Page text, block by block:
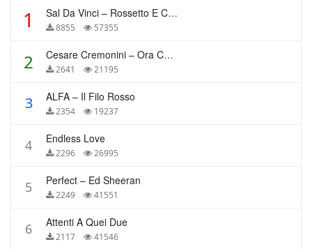
1 Sal Da Vinci – Rossetto E Caffè
8855 57355
2 Cesare Cremonini – Ora Che Non Ho Più Te
2641 21195
3 ALFA – Il Filo Rosso
2354 19237
4 Endless Love
2296 26995
5 Perfect – Ed Sheeran
2249 41551
6 Attenti A Quei Due
2117 41546